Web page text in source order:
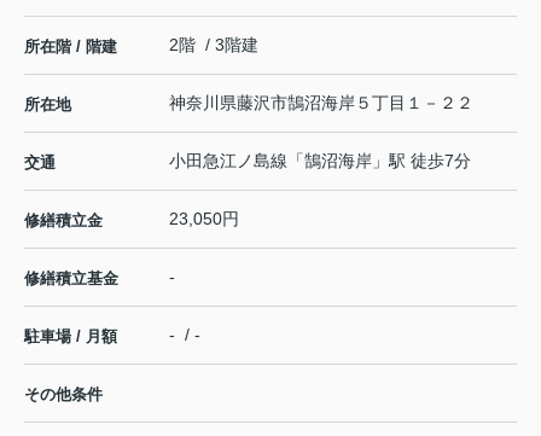
所在階 / 階建 2階 / 3階建
所在地 神奈川県藤沢市鵠沼海岸５丁目１－２２
交通 小田急江ノ島線 「鵠沼海岸 」駅 徒歩7分
修繕積立金 23,050円
修繕積立基金 -
駐車場 / 月額 - / -
その他条件